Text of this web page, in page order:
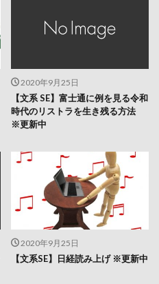
2020年9月25日
【文系 SE】富士通に例を見る令和
時代のリストラを生き残る方法
※更新中
2020年9月25日
【文系SE】日経読み上げ ※更新中